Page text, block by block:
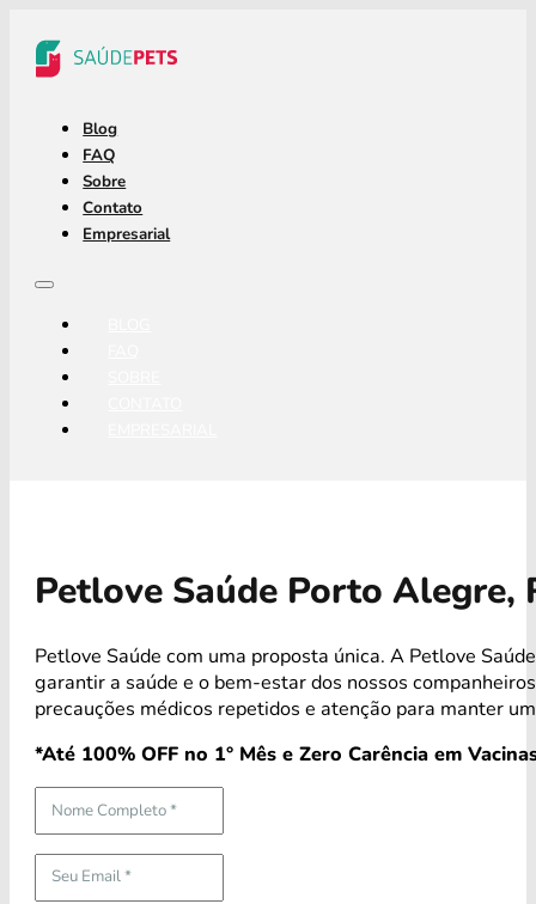
Blog
FAQ
Sobre
Contato
Empresarial
Petlove Saúde Porto Alegre,
Petlove Saúde com uma proposta única. A Petlove
garantir a saúde e o bem-estar dos nossos
precauções médicos repetidos e atenção para manter
*Até 100% OFF no 1° Mês e Zero Carência em